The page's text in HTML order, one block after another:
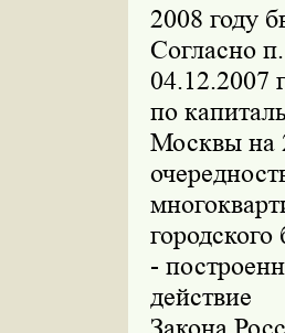
2008 году
Согласно
04.12.2007
по
Москвы на
-
действие